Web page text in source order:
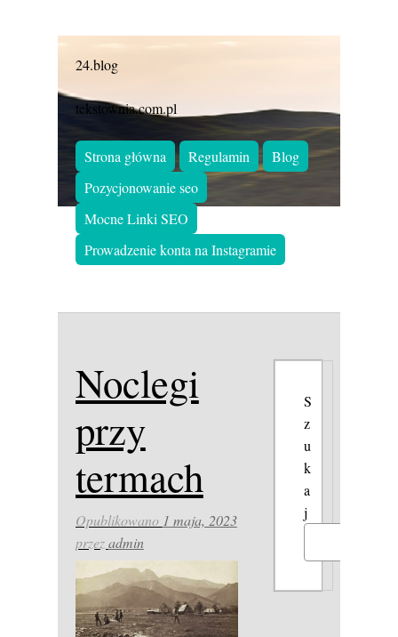
24.blog
tekstownia.com.pl
Strona główna Regulamin
Blog
Pozycjonowanie seo
Mocne Linki SEO
Prowadzenie konta na Instagramie
Noclegi
przy
termach
Opublikowano 1 maja, 2023
przezadmin
S
z
u
k
a
j